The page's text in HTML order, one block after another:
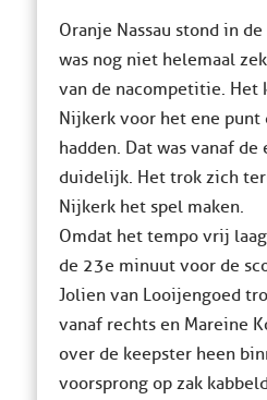
Oranje Nassau stond in
was nog niet helemaal
van de nacompetitie. Het
Nijkerk voor het ene punt
hadden. Dat was vanaf
duidelijk. Het trok zich
Nijkerk het spel maken.
Omdat het tempo vrij
de 23e minuut voor de
Jolien van Looijengoed
vanaf rechts en Mareine
over de keepster heen
voorsprong op zak